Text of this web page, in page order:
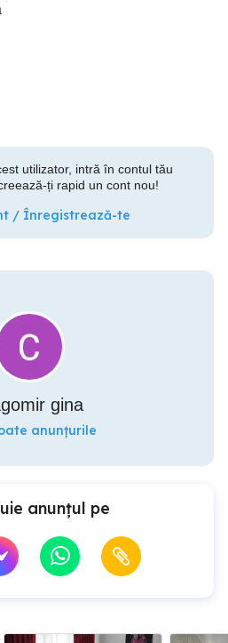
utilizator, intră în contul tău
ți rapid un cont nou!
/ Înregistrează-te
gina
anunțurile
anunțul pe